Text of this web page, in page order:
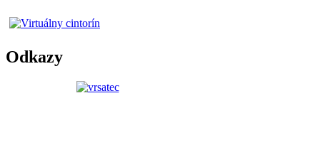
Odkazy